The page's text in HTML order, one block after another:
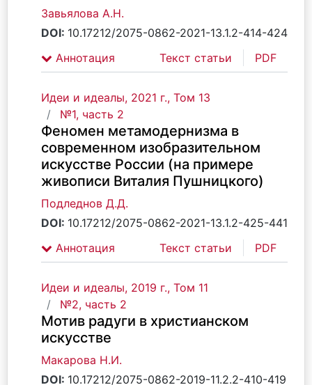
Завьялова А.Н.
DOI: 10.17212/2075-0862-2021-13.1.2-414-424
Аннотация
Текст статьи PDF
Идеи и идеалы, 2021 г., Том 13
№1, часть 2
Феномен метамодернизма в
современном изобразительном
искусстве России (на примере
живописи Виталия Пушницкого)
Подледнов Д.Д.
DOI: 10.17212/2075-0862-2021-13.1.2-425-441
Аннотация
Текст статьи PDF
Идеи и идеалы, 2019 г., Том 11
№2, часть 2
Мотив радуги в христианском
искусстве
Макарова Н.И.
DOI: 10.17212/2075-0862-2019-11.2.2-410-419